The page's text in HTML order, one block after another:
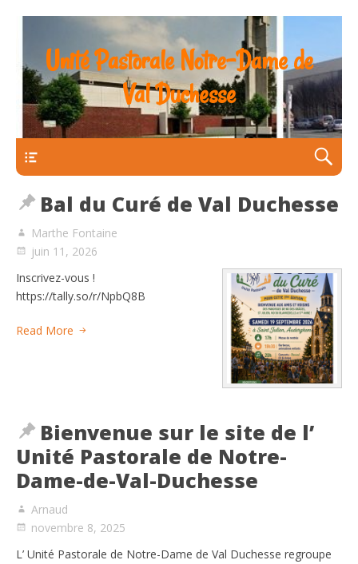
Unité Pastorale Notre-Dame de
Val Duchesse
Bal du Curé de Val Duchesse
Marthe Fontaine
juin 11, 2026
Inscrivez-vous !
https://tally.so/r/NpbQ8B
Read More
Bienvenue sur le site de l’
Unité Pastorale de Notre-
Dame-de-Val-Duchesse
Arnaud
novembre 8, 2025
L’ Unité Pastorale de Notre-Dame de Val Duchesse regroupe